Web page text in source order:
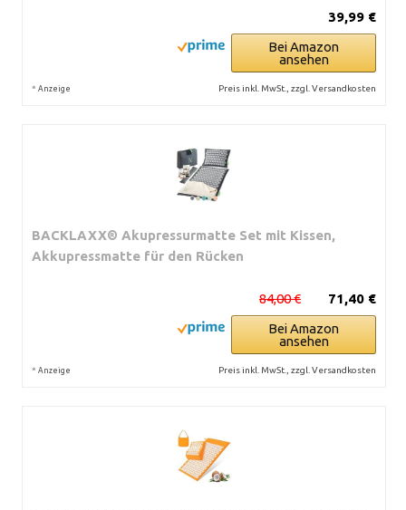
39,99 €
Bei Amazon
ansehen
* Anzeige Preis inkl. MwSt., zzgl. Versandkosten
BACKLAXX® Akupressurmatte Set mit Kissen,
Akkupressmatte für den Rücken
71,40 €
84,00 €
Bei Amazon
ansehen
* Anzeige Preis inkl. MwSt., zzgl. Versandkosten